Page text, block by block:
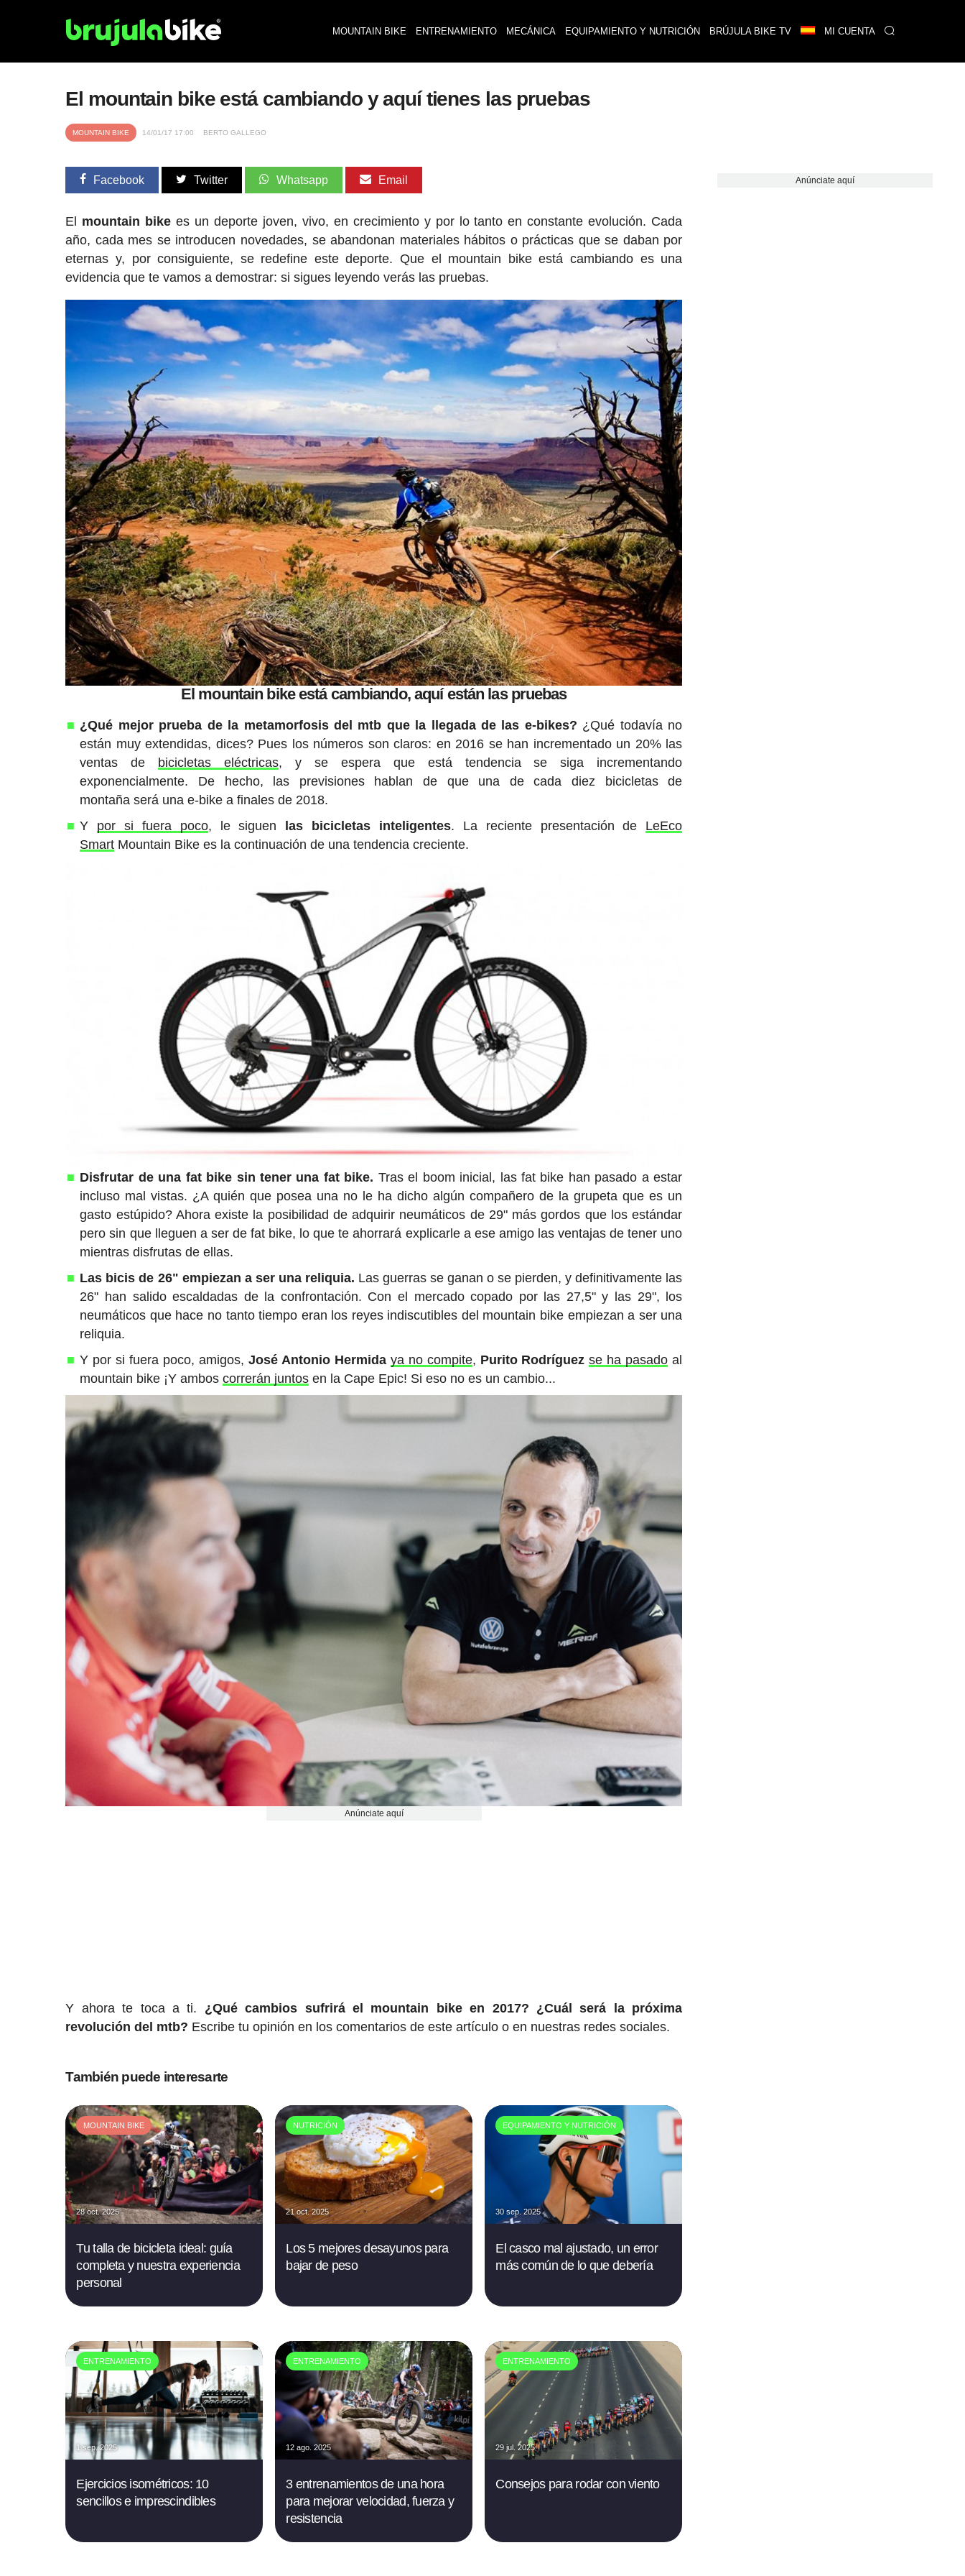
MOUNTAIN BIKE ENTRENAMIENTO MECÁNICA EQUIPAMIENTO Y NUTRICIÓN BRÚJULA BIKE TV MI CUENTA
El mountain bike está cambiando y aquí tienes las pruebas
MOUNTAIN BIKE 14/01/17 17:00 BERTO GALLEGO
Facebook Twitter Whatsapp Email
El mountain bike es un deporte joven, vivo, en crecimiento y por lo tanto en constante evolución. Cada
año, cada mes se introducen novedades, se abandonan materiales hábitos o prácticas que se daban por
eternas y, por consiguiente, se redefine este deporte. Que el mountain bike está cambiando es una
evidencia que te vamos a demostrar: si sigues leyendo verás las pruebas.
El mountain bike está cambiando, aquí están las pruebas
¿Qué mejor prueba de la metamorfosis del mtb que la llegada de las e-bikes? ¿Qué todavía no
están muy extendidas, dices? Pues los números son claros: en 2016 se han incrementado un 20% las
ventas de bicicletas eléctricas, y se espera que está tendencia se siga incrementando
exponencialmente. De hecho, las previsiones hablan de que una de cada diez bicicletas de
montaña será una e-bike a finales de 2018.
Y por si fuera poco, le siguen las bicicletas inteligentes. La reciente presentación de LeEco
Smart Mountain Bike es la continuación de una tendencia creciente.
Disfrutar de una fat bike sin tener una fat bike. Tras el boom inicial, las fat bike han pasado a estar
incluso mal vistas. ¿A quién que posea una no le ha dicho algún compañero de la grupeta que es un
gasto estúpido? Ahora existe la posibilidad de adquirir neumáticos de 29" más gordos que los estándar
pero sin que lleguen a ser de fat bike, lo que te ahorrará explicarle a ese amigo las ventajas de tener uno
mientras disfrutas de ellas.
Las bicis de 26" empiezan a ser una reliquia. Las guerras se ganan o se pierden, y definitivamente las
26" han salido escaldadas de la confrontación. Con el mercado copado por las 27,5" y las 29", los
neumáticos que hace no tanto tiempo eran los reyes indiscutibles del mountain bike empiezan a ser una
reliquia.
Y por si fuera poco, amigos, José Antonio Hermida ya no compite, Purito Rodríguez se ha pasado al
mountain bike ¡Y amboscorrerán juntos en la Cape Epic! Si eso no es un cambio...
Anúnciate aquí
Y ahora te toca a ti. ¿Qué cambios sufrirá el mountain bike en 2017? ¿Cuál será la próxima
revolución del mtb? Escribe tu opinión en los comentarios de este artículo o en nuestras redes sociales.
También puede interesarte
MOUNTAIN BIKE
28 oct. 2025
Tu talla de bicicleta ideal: guía
completa y nuestra experiencia
personal
NUTRICIÓN
21 oct. 2025
Los 5 mejores desayunos para
bajar de peso
EQUIPAMIENTO Y NUTRICIÓN
30 sep. 2025
El casco mal ajustado, un error
más común de lo que debería
ENTRENAMIENTO
1 sep. 2025
Ejercicios isométricos: 10
sencillos e imprescindibles
ENTRENAMIENTO
12 ago. 2025
3 entrenamientos de una hora
para mejorar velocidad, fuerza y
resistencia
ENTRENAMIENTO
29 jul. 2025
Consejos para rodar con viento
Anúnciate aquí